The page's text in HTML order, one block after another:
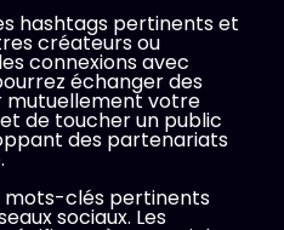
hashtags pertinents et
créateurs ou
connexions avec
échanger des
mutuellement votre
de toucher un public
des partenariats
mots-clés pertinents
sociaux. Les